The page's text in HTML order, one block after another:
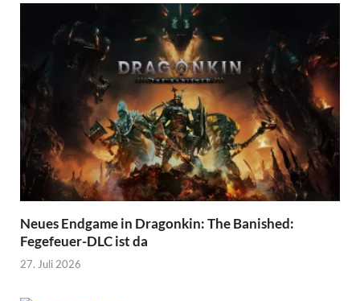
Neues Endgame in Dragonkin: The Banished:
Fegefeuer-DLC ist da
27. Juli 2026